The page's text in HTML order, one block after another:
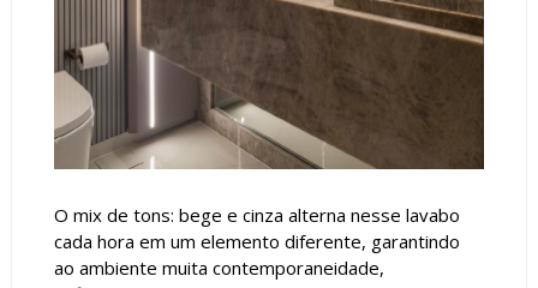
O mix de tons: bege e cinza alterna nesse lavabo
cada hora em um elemento diferente, garantindo
ao ambiente muita contemporaneidade,